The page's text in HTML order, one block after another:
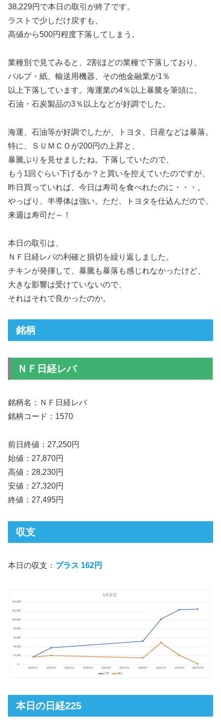
38,229円で本日の取引が終了です。
ラストで少しだけ戻すも、
高値から500円程度下落してしまう。
業種別で見てみると、2割ほどの業種で下落しており、
パルプ・紙、輸送用機器、その他金融業が1％
以上下落しています。海運業の4％以上暴騰を筆頭に、
石油・石炭製品の3％以上などが好調でした。
海運、石油等が好調でしたが、トヨタ、日産などは暴落。
特に、ＳＵＭＣＯが200円の上昇と、
暴騰ぷりを見せましたね。下落していたので、
もう1回ぐらい下げるか？と買いを控えていたのですが、
昨日買っていれば、今日は寿司を食べれたのに・・・。
やっぱり、半導体は強い。ただ、トヨタを仕込んだので、
来週は寿司だ～！
本日の取引は、
ＮＦ日経レバの利確と損切を繰り返しました。
チキンが発揮して、暴騰も暴落も感じれなかったけど、
大きな影響は受けていないので、
それはそれで良かったのか。
銘柄
ＮＦ日経レバ
銘柄名：ＮＦ日経レバ
銘柄コード：1570
前日終値：27,250円
始値：27,870円
高値：28,230円
安値：27,320円
終値：27,495円
収支
本日の収支： プラス 162円
本日の日経225